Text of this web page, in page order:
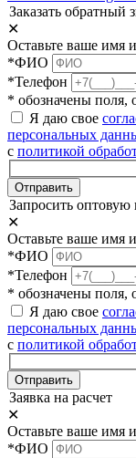
Заказать обратный
✕
Оставьте ваше имя
*ФИО
*Телефон
* обозначены поля,
Я даю свое
персональных
с политикой
Отправить
Запросить оптовую
✕
Оставьте ваше имя
*ФИО
*Телефон
* обозначены поля,
Я даю свое
персональных
с политикой
Отправить
Заявка на расчет
✕
Оставьте ваше имя
*ФИО